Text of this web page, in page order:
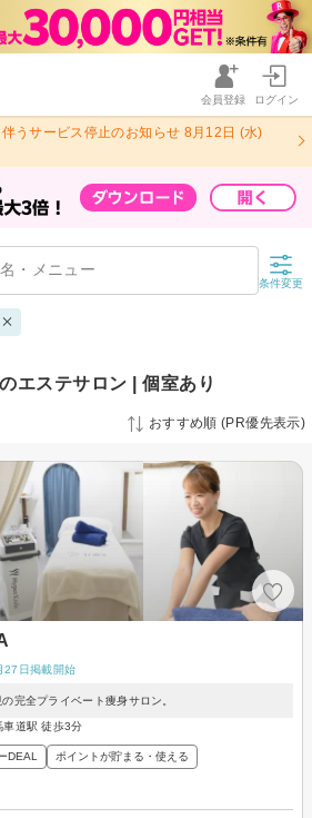
会員登録 ログイン
うサービス停止のお知らせ 8月12日 (水)
条件変更
エステサロン | 個室あり
おすすめ順 (PR優先表示)
27日掲載開始
完全プライベート痩身サロン。
車道駅 徒歩3分
DEAL ポイントが貯まる・使える